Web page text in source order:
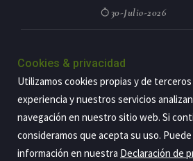
30-Julio-2026
negocio agro con
de
países
29-Julio-2026
Cookies & privacidad
Utilizamos cookies propias y de terceros
experiencia y nuestros servicios
navegación en nuestro sitio web. Si
consideramos que acepta su uso.
información en nuestra Declaración de